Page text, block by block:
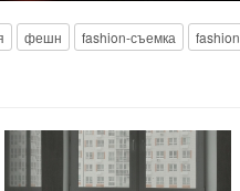
фешн fashion-съемка fashion